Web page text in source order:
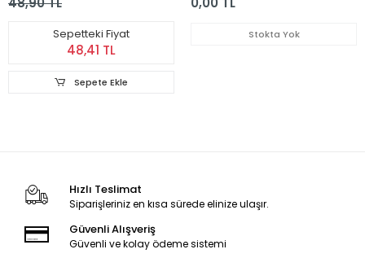
Konservesi 80 Gr
Sepetteki Fiyat
48,41 TL
Sepete Ekle
Stokta Yok
Hızlı Teslimat
Siparişleriniz en kısa sürede elinize ulaşır.
Güvenli Alışveriş
Güvenli ve kolay ödeme sistemi